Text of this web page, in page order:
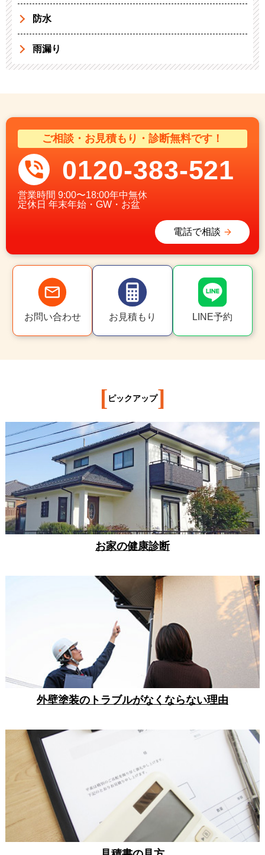
防水
雨漏り
ご相談・お見積もり・診断無料です！
0120-383-521
営業時間 9:00〜18:00年中無休
定休日 年末年始・GW・お盆
電話で相談
お問い合わせ お見積もり LINE予約
[ ピックアップ]
お家の健康診断
外壁塗装のトラブルがなくならない理由